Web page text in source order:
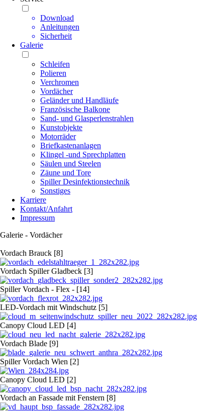
Download
Anleitungen
Sicherheit
Galerie
Schleifen
Polieren
Verchromen
Vordächer
Geländer und Handläufe
Französische Balkone
Sand- und Glasperlenstrahlen
Kunstobjekte
Motorräder
Briefkastenanlagen
Klingel -und Sprechplatten
Säulen und Steelen
Zäune und Tore
Spiller Desinfektionstechnik
Sonstiges
Karriere
Kontakt/Anfahrt
Impressum
Galerie - Vordächer
Vordach Brauck [8]
Vordach Spiller Gladbeck [3]
Spiller Vordach - Flex - [14]
LED-Vordach mit Windschutz [5]
Canopy Cloud LED [4]
Vordach Blade [9]
Spiller Vordach Wien [2]
Canopy Cloud LED [2]
Vordach an Fassade mit Fenstern [8]